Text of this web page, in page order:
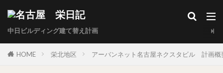
中日ビルディング建て替え計画
HOME 栄北地区 アーバンネット名古屋ネクスタビル 計画概